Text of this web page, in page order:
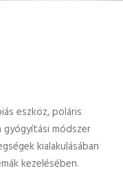
eszköz, poláris
gyógyítási módszer
kialakulásában
kezelésében.